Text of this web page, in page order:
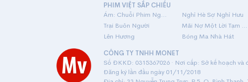
PHIM VIỆT SẮP CHIẾU
Ám: Chuỗi Phim Ngắn Linh Dị
Nghỉ Hè Sợ Nghỉ Hưu
Trại Buôn Người
Mãi Nợ Một Lời Tạm Biệt
Lên Hương
Bóng Ma Nhà Hát
CÔNG TY TNHH MONET
Số ĐKKD: 0315367026 · Nơi cấp: Sở kế hoạch và
Đăng ký lần đầu ngày 01/11/2018